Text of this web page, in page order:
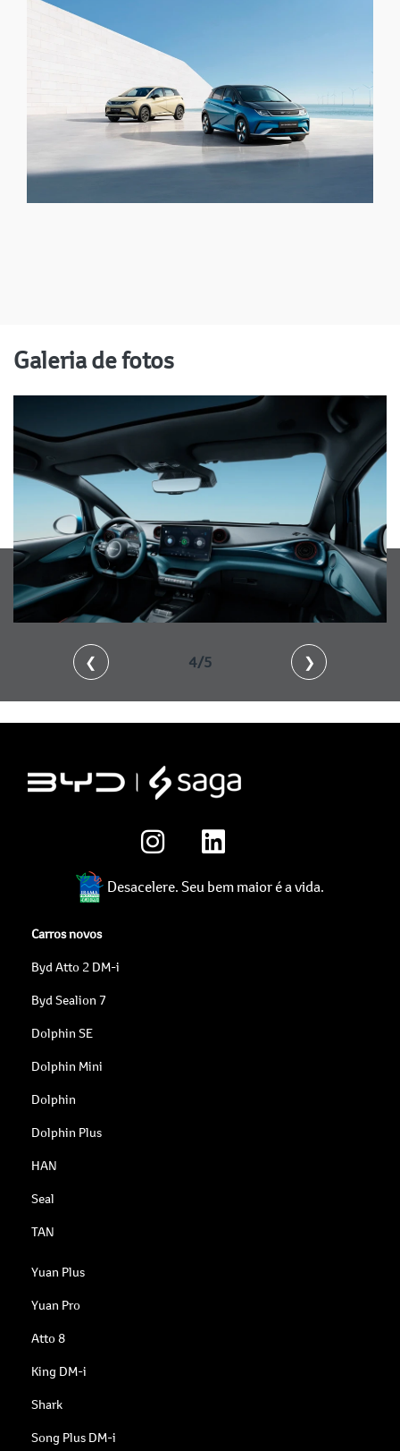
Galeria de fotos
❮ 4/5 ❯
Desacelere. Seu bem maior é a vida.
Carros novos
Byd Atto 2 DM-i
Byd Sealion 7
Dolphin SE
Dolphin Mini
Dolphin
Dolphin Plus
HAN
Seal
TAN
Yuan Plus
Yuan Pro
Atto 8
King DM-i
Shark
Song Plus DM-i